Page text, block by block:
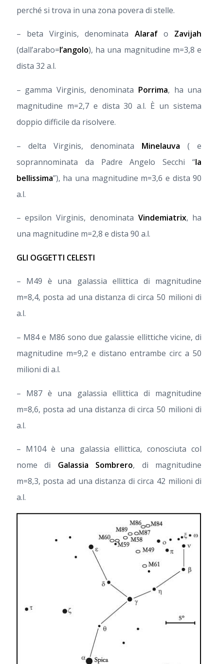
perché si trova in una zona povera di stelle.
– beta Virginis, denominata Alarafo Zavijah
(dall’arabo=l’angolo), ha una magnitudine m=3,8 e
dista 32 a.l.
– gamma Virginis, denominata Porrima, ha una
magnitudine m=2,7 e dista 30 a.l. È un sistema
doppio difficile da risolvere.
– delta Virginis, denominata Minelauva ( e
soprannominata da Padre Angelo Secchi “la
bellissima”), ha una magnitudine m=3,6 e dista 90
a.l.
– epsilon Virginis, denominata Vindemiatrix, ha
una magnitudine m=2,8 e dista 90 a.l.
GLI OGGETTI CELESTI
– M49 è una galassia ellittica di magnitudine
m=8,4, posta ad una distanza di circa 50 milioni di
a.l.
– M84 e M86 sono due galassie ellittiche vicine, di
magnitudine m=9,2 e distano entrambe circ a 50
milioni di a.l.
– M87 è una galassia ellittica di magnitudine
m=8,6, posta ad una distanza di circa 50 milioni di
a.l.
– M104 è una galassia ellittica, conosciuta col
nome di Galassia Sombrero, di magnitudine
m=8,3, posta ad una distanza di circa 42 milioni di
a.l.